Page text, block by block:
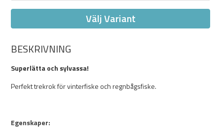
Välj Variant
BESKRIVNING
Superlätta och sylvassa!
Perfekt trekrok för vinterfiske och regnbågsfiske.
Egenskaper: